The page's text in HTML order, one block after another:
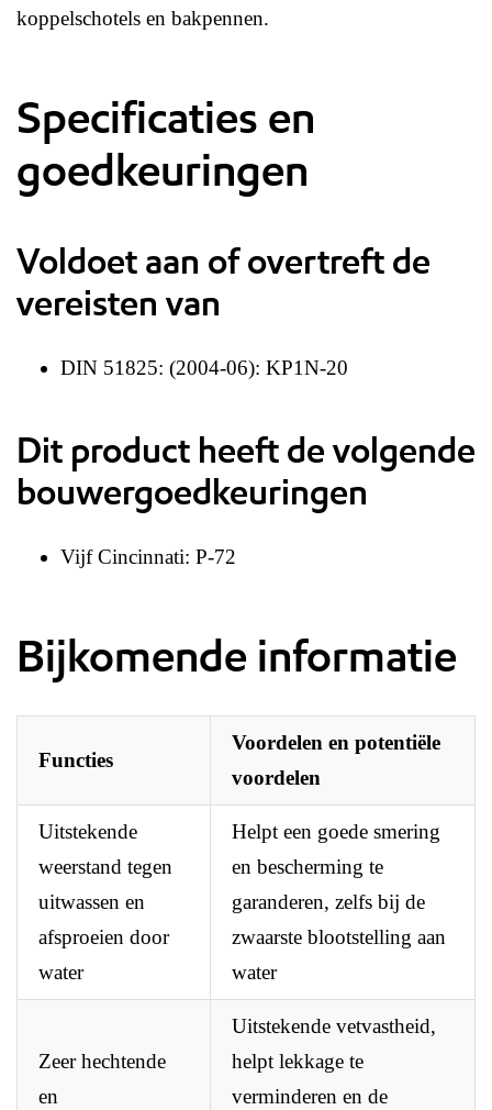
koppelschotels en bakpennen.
Specificaties en
goedkeuringen
Voldoet aan of overtreft de
vereisten van
DIN 51825: (2004-06): KP1N-20
Dit product heeft de volgende
bouwergoedkeuringen
Vijf Cincinnati: P-72
Bijkomende informatie
Functies
Voordelen en potentiële
voordelen
Uitstekende
weerstand tegen
uitwassen en
afsproeien door
water
Helpt een goede smering
en bescherming te
garanderen, zelfs bij de
zwaarste blootstelling aan
water
Zeer hechtende
en
Uitstekende vetvastheid,
helpt lekkage te
verminderen en de